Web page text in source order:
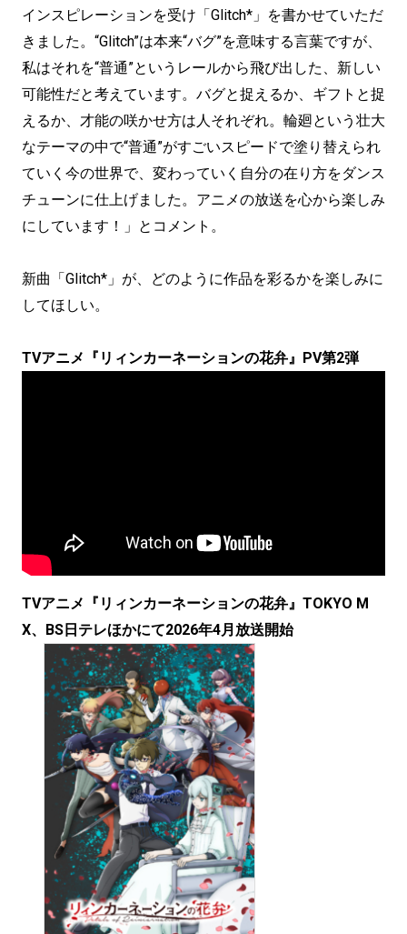
インスピレーションを受け「Glitch*」を書かせていただ
きました。“Glitch”は本来“バグ”を意味する言葉ですが、
私はそれを“普通”というレールから飛び出した、新しい
可能性だと考えています。バグと捉えるか、ギフトと捉
えるか、才能の咲かせ方は人それぞれ。輪廻という壮大
なテーマの中で“普通”がすごいスピードで塗り替えられ
ていく今の世界で、変わっていく自分の在り方をダンス
チューンに仕上げました。アニメの放送を心から楽しみ
にしています！」とコメント。
新曲「Glitch*」が、どのように作品を彩るかを楽しみに
してほしい。
TVアニメ『リィンカーネーションの花弁』PV第2弾
TVアニメ『リィンカーネーションの花弁』TOKYO M
X、BS日テレほかにて2026年4月放送開始